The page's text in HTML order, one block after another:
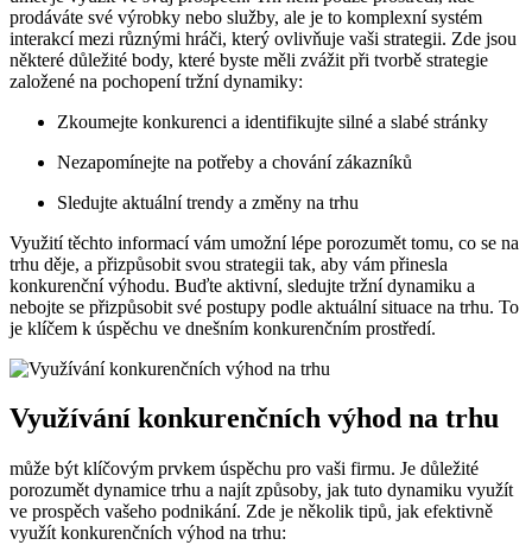
prodáváte své výrobky nebo služby, ale je to komplexní systém
interakcí mezi různými hráči, který ovlivňuje vaši strategii. Zde jsou
některé důležité body, které byste měli zvážit při tvorbě strategie
založené na pochopení tržní dynamiky:
Zkoumejte konkurenci a identifikujte silné a slabé stránky
Nezapomínejte na potřeby a chování zákazníků
Sledujte aktuální trendy a změny na trhu
Využití těchto informací vám umožní lépe porozumět tomu, co se na
trhu děje, a přizpůsobit svou strategii tak, aby vám přinesla
konkurenční výhodu. Buďte aktivní, sledujte tržní dynamiku a
nebojte se přizpůsobit své postupy podle aktuální situace na trhu. To
je klíčem k úspěchu ve dnešním konkurenčním prostředí.
Využívání konkurenčních výhod na trhu
může být klíčovým prvkem úspěchu pro vaši firmu. Je důležité
porozumět dynamice trhu a najít způsoby, jak tuto dynamiku využít
ve prospěch vašeho podnikání. Zde je několik tipů, jak efektivně
využít konkurenčních výhod na trhu: